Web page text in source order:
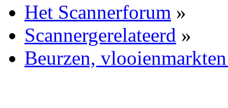
Het Scannerforum »
Scannergerelateerd »
Beurzen,